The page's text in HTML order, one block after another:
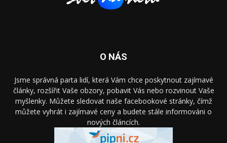
O NÁS
Jsme správná parta lidí, která Vám chce poskytnout zajímavé
články, rozšířit Vaše obzory, pobavit Vás nebo rozvinout Vaše
myšlenky. Můžete sledovat naše facebookové stránky, čímž
můžete vyhrát i zajímavé ceny a budete stále informováni o
nových článcích.